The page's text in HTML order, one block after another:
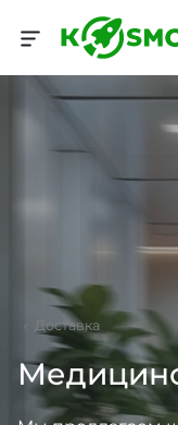
Доставка